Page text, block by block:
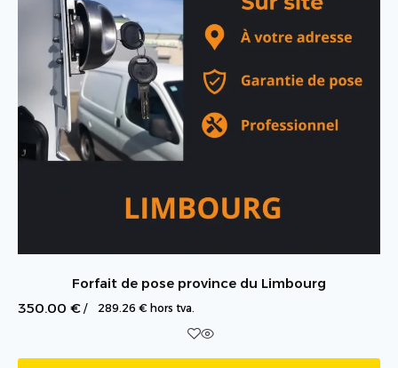
Forfait de pose province du Limbourg
350.00 € / 289.26 € hors tva.